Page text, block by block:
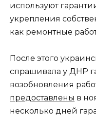
используют
укрепления
как ремонтные
После этого
спрашивала у ДНР
возобновления
предоставлены в
несколько дней